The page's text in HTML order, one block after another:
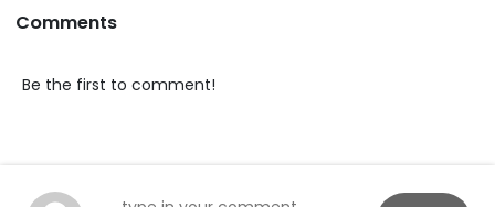
Comments
Be the first to comment!